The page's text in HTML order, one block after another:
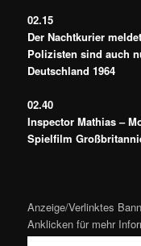
02.15
Der Nachtkurier
Polizisten sind auch
Deutschland 1964
02.40
Inspector Mathias –
Spielfilm
Anzeige/Verlinktes
Anklicken für mehr